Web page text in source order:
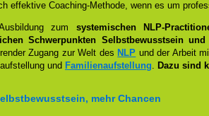
effektive Coaching-Methode, wenn es um
zum systemischen NLP-
Schwerpunkten Selbstbewusstsein
Zugang zur Welt des NLP und der Arbeit
und Familienaufstellung. Dazu sind
mehr Chancen